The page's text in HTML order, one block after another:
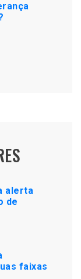
alerta
de
faixas